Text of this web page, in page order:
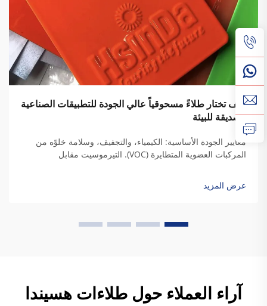
كيف تختار طلاءً مسحوقياً عالي الجودة للتطبيقات الصناعية
الصديقة للبيئة
معايير الجودة الأساسية: الكيمياء، والتجفيف، وسلامة خلوّه من
المركبات العضوية المتطايرة (VOC). التيرموسيت مقابل
الصناعية. وعندما يجف راتنج التيرموسيت، فإنه يكوّن روابط تشعبية
دائمة تمنحه فعلاً...
عرض المزيد
آراء العملاء حول طلاءات هسيندا